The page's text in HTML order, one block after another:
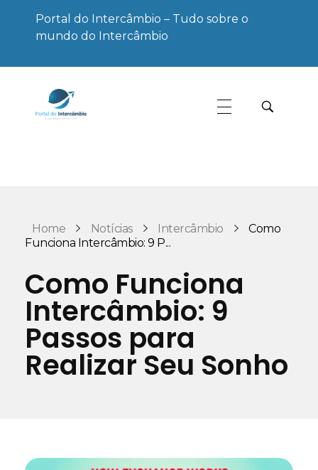
Portal do Intercâmbio – Tudo sobre o
mundo do Intercâmbio
Home Notícias Intercâmbio
Como
Funciona Intercâmbio: 9 P...
Como Funciona
Intercâmbio: 9
Passos para
Realizar Seu Sonho